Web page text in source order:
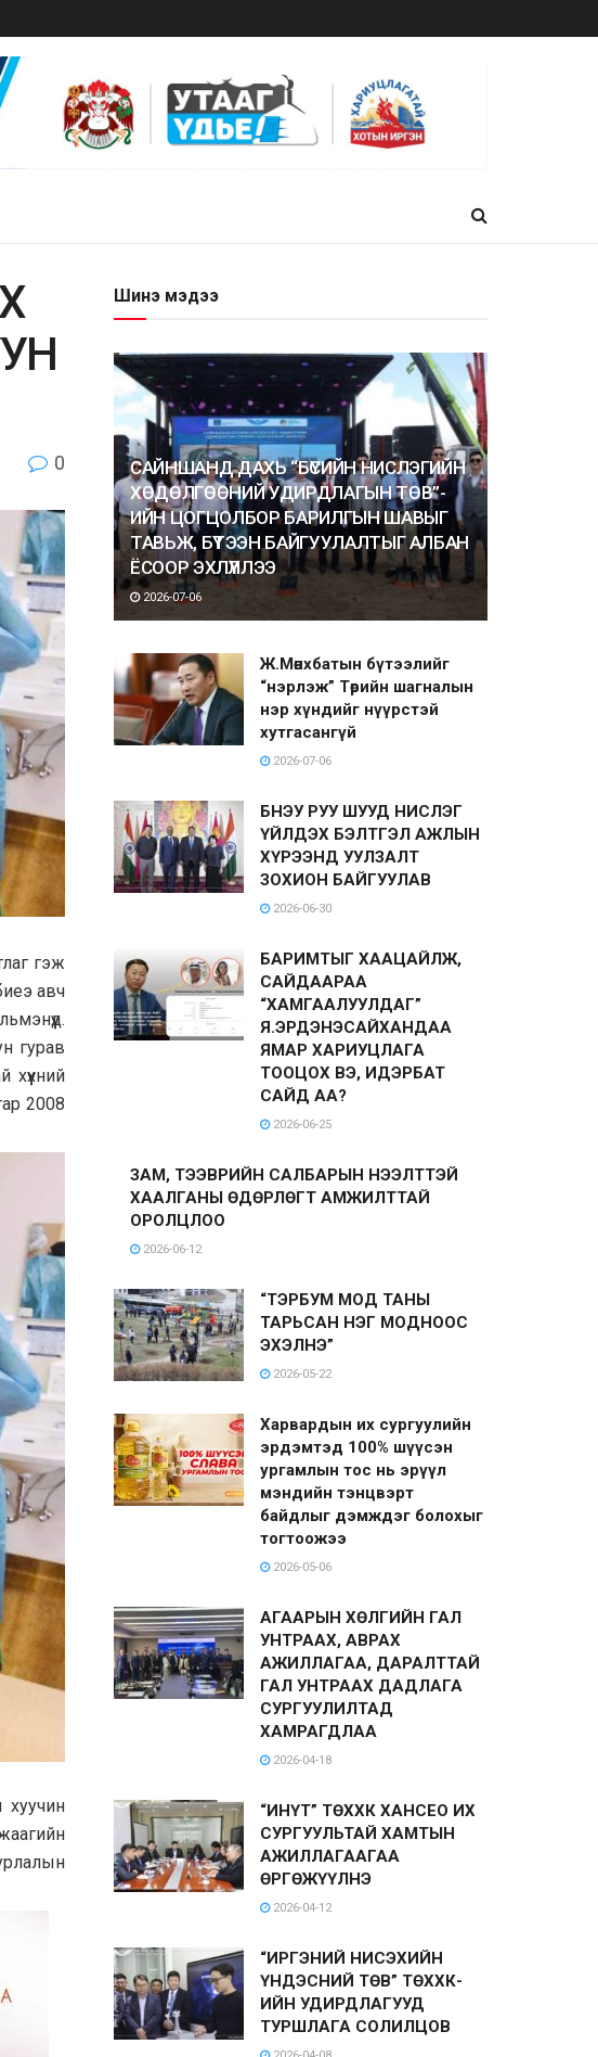
0
гэж
авч
гурав
2008
хуучин
Шинэ мэдээ
САЙНШАНД ДАХЬ “БҮСИЙН НИСЛЭГИЙН
ХӨДӨЛГӨӨНИЙ УДИРДЛАГЫН ТӨВ”-
ИЙН ЦОГЦОЛБОР БАРИЛГЫН ШАВЫГ
ТАВЬЖ, БҮТЭЭН БАЙГУУЛАЛТЫГ АЛБАН
ЁСООР ЭХЛҮҮЛЛЭЭ
2026-07-06
Ж.Мөнхбатын бүтээлийг
“нэрлэж” Төрийн шагналын
нэр хүндийг нүүрстэй
хутгасангүй
2026-07-06
БНЭУ РУУ ШУУД НИСЛЭГ
ҮЙЛДЭХ БЭЛТГЭЛ АЖЛЫН
ХҮРЭЭНД УУЛЗАЛТ
ЗОХИОН БАЙГУУЛАВ
2026-06-30
БАРИМТЫГ ХААЦАЙЛЖ,
САЙДААРАА
“ХАМГААЛУУЛДАГ”
Я.ЭРДЭНЭСАЙХАНДАА
ЯМАР ХАРИУЦЛАГА
ТООЦОХ ВЭ, ИДЭРБАТ
САЙД АА?
2026-06-25
ЗАМ, ТЭЭВРИЙН САЛБАРЫН НЭЭЛТТЭЙ
ХААЛГАНЫ ӨДӨРЛӨГТ АМЖИЛТТАЙ
ОРОЛЦЛОО
2026-06-12
“ТЭРБУМ МОД ТАНЫ
ТАРЬСАН НЭГ МОДНООС
ЭХЭЛНЭ”
2026-05-22
Харвардын их сургуулийн
эрдэмтэд 100% шүүсэн
ургамлын тос нь эрүүл
мэндийн тэнцвэрт
байдлыг дэмждэг болохыг
тогтоожээ
2026-05-06
АГААРЫН ХӨЛГИЙН ГАЛ
УНТРААХ, АВРАХ
АЖИЛЛАГАА, ДАРАЛТТАЙ
ГАЛ УНТРААХ ДАДЛАГА
СУРГУУЛИЛТАД
ХАМРАГДЛАА
2026-04-18
“ИНҮТ” ТӨХХК ХАНСЕО ИХ
СУРГУУЛЬТАЙ ХАМТЫН
АЖИЛЛАГААГАА
ӨРГӨЖҮҮЛНЭ
2026-04-12
“ИРГЭНИЙ НИСЭХИЙН
ҮНДЭСНИЙ ТӨВ” ТӨХХК-
ИЙН УДИРДЛАГУУД
ТУРШЛАГА СОЛИЛЦОВ